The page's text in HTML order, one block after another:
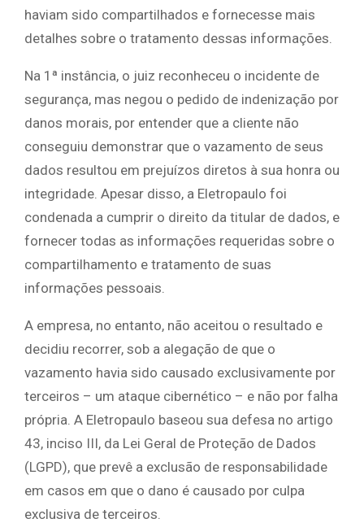
haviam sido compartilhados e fornecesse mais
detalhes sobre o tratamento dessas informações.
Na 1ª instância, o juiz reconheceu o incidente de
segurança, mas negou o pedido de indenização por
danos morais, por entender que a cliente não
conseguiu demonstrar que o vazamento de seus
dados resultou em prejuízos diretos à sua honra ou
integridade. Apesar disso, a Eletropaulo foi
condenada a cumprir o direito da titular de dados, e
fornecer todas as informações requeridas sobre o
compartilhamento e tratamento de suas
informações pessoais.
A empresa, no entanto, não aceitou o resultado e
decidiu recorrer, sob a alegação de que o
vazamento havia sido causado exclusivamente por
terceiros – um ataque cibernético – e não por falha
própria. A Eletropaulo baseou sua defesa no artigo
43, inciso III, da Lei Geral de Proteção de Dados
(LGPD), que prevê a exclusão de responsabilidade
em casos em que o dano é causado por culpa
exclusiva de terceiros.